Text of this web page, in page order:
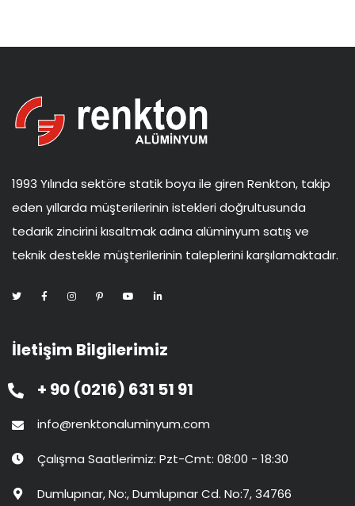
1993 Yılında sektöre statik boya ile giren Renkton, takip
eden yıllarda müşterilerinin istekleri doğrultusunda
tedarik zincirini kısaltmak adına alüminyum satış ve
teknik destekle müşterilerinin taleplerini karşılamaktadır.
İletişim Bilgilerimiz
+ 90 (0216) 631 51 91
info@renktonaluminyum.com
Çalışma Saatlerimiz: Pzt-Cmt: 08:00 - 18:30
Dumlupınar, No:, Dumlupınar Cd. No:7, 34766